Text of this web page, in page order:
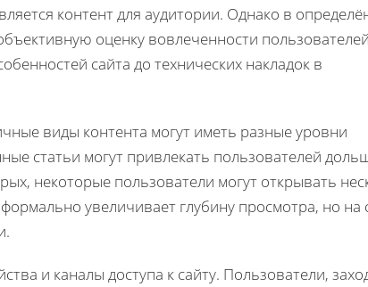
контент для аудитории. Однако в
оценку вовлеченности
сайта до технических накладок в
виды контента могут иметь разные уровни
статьи могут привлекать пользователей
некоторые пользователи могут открывать
увеличивает глубину просмотра, но на
и каналы доступа к сайту. Пользователи,